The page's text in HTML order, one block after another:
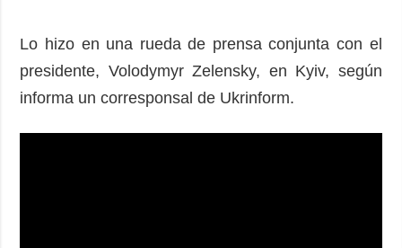
Lo hizo en una rueda de prensa conjunta con el
presidente, Volodymyr Zelensky, en Kyiv, según
informa un corresponsal de Ukrinform.